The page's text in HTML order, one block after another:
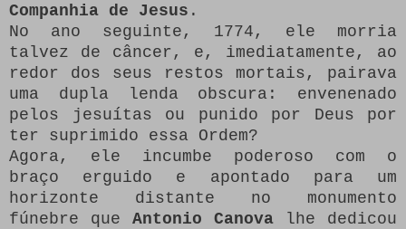
Companhia de Jesus .
No ano seguinte, 1774, ele morria
talvez de câncer, e, imediatamente, ao
redor dos seus restos mortais, pairava
uma dupla lenda obscura: envenenado
pelos jesuítas ou punido por Deus por
ter suprimido essa Ordem?
Agora, ele incumbe poderoso com o
braço erguido e apontado para um
horizonte distante no monumento
fúnebre que Antonio Canova lhe dedicou